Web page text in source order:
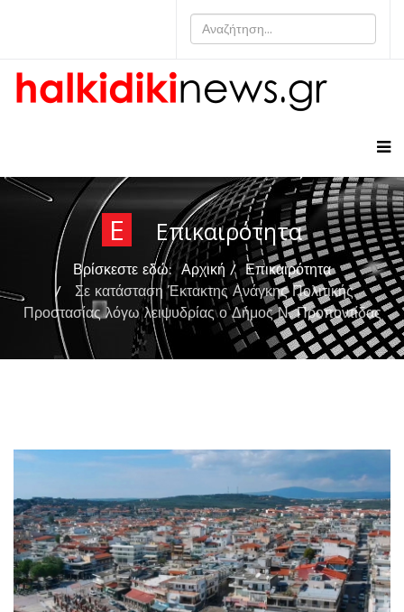
Ε Επικαιρότητα
Βρίσκεστε εδώ:Αρχική
Επικαιρότητα
Σε κατάσταση Έκτακτης Ανάγκης Πολιτικής
Προστασίας λόγω λειψυδρίας ο Δήμος Ν. Προποντίδας